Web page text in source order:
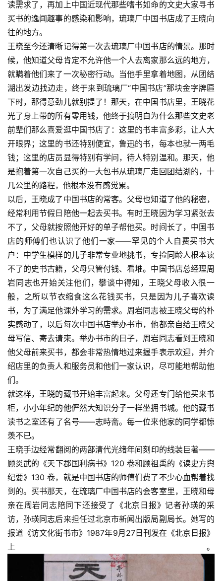
读需求了，再加上中国近现代那些嗜书如命的文史大家寻书
买书的逸闻趣事的感染和影响，琉璃厂中国书店成了王晓向
往的地方。
王晓至今还清晰记得第一次去琉璃厂中国书店的情景。那时
候，他知道父母肯定不允许他一个人去离家那么远的地方，
就瞒着他们来了一次秘密行动。当他手里拿着地图，从团结
湖出发边找边走，终于来到琉璃厂“中国书店”那块金字牌匾
下时，那得意劲儿就别提了！那天，在中国书店里，王晓花
光了身上带的所有零用钱，他终于搞明白为什么那些文史老
前辈们那么喜爱逛中国书店了：这里的书丰富多彩，让人大
开眼界；这里的书还特别便宜，鲁迅的书，每本也就一两毛
钱；这里的店员显得特别有学问，待人特别温和。那天，他
是抱着第一次自己买的一大包书从琉璃厂走回团结湖的，十
几公里的路程，他根本没有感觉累。
以后，王晓成了中国书店的常客。父母也知道了他的秘密，
经常利用节假日陪他一起去买书。有时王晓因为学习紧张去
不了，父母就按照他开好的单子帮他买。时间长了，中国书
店的师傅们也认识了他们一家——罕见的个人自费买书大
户：中学生模样的儿子非常专业地挑书，专捡同龄人根本读
不了的史书古籍，父母只管付钱、看堆。中国书店总经理周
岩同志也开始关注他们，攀谈中得知，王晓父母收入很一
般，之所以节衣缩食这么花钱买书，只是因为儿子喜欢读
书，为了满足他课外学习的需求。周岩同志被王晓父母的朴
实感动了，以后每次中国书店举办书市，他都亲自给王晓父
母写信、寄去请柬。举办书市的日子，周岩同志看到王晓和
他父母前来买书，都会非常热情地过来握手表示欢迎，并介
绍店里的负责人和服务员和他们一家认识，尽可能地帮助他
们。
就这样，王晓的藏书开始丰富起来。父母还专门给他买来书
柜，小小年纪的他俨然大知识分子一样坐拥书城。他的藏书
读书之室还有了名号——志畤斋。每一位来他家的同学都惊
羡不已。
王晓手边经常翻阅的两部清代光绪年间刻印的线装巨著——
顾炎武的《天下郡国利病书》120 卷和顾祖禹的《读史方舆
纪要》130 卷，就是中国书店的师傅们费了不少心血帮着找
到的。买书那天，在琉璃厂中国书店的会客室里，王晓和母
亲在周岩同志陪同下还接受了《北京日报》记者孙瑛的采
访，孙瑛同志后来担任过北京市新闻出版局副局长。她写的
报道《访文化街书市》1987年9月27日刊发在《北京日报》
上。